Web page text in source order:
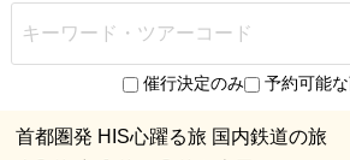
催行決定のみ 予約可能
首都圏発 HIS心躍る旅 国内鉄道の旅